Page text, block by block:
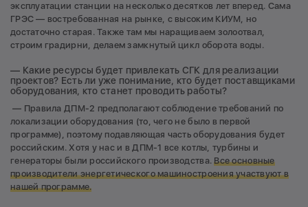
эксплуатации станции на несколько десятков лет вперед. Сама
ГРЭС — востребованная на рынке, с высоким КИУМ, но
достаточно старая. Также там мы наращиваем золоотвал,
строим градирни, делаем замкнутый цикл оборота воды.
— Какие ресурсы будет привлекать СГК для реализации
проектов? Есть ли уже понимание, кто будет поставщиками
оборудования, кто станет проводить работы?
— Правила ДПМ-2 предполагают соблюдение требований по
локализации оборудования (то, чего не было в первой
программе), поэтому подавляющая часть оборудования будет
российским. Хотя у нас и в ДПМ-1 все котлы, турбины и
генераторы были российского производства.Все основные
производители энергетического машиностроения участвуют в
нашей программе.